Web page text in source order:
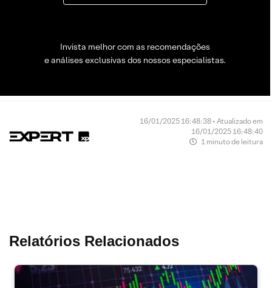
Invista melhor com as recomendações
e análises exclusivas dos nossos especialistas.
16/01/2025 16:48:38 • Atualizado em
16/01/2025 16:48:40
1 minuto de leitura
Relatórios Relacionados